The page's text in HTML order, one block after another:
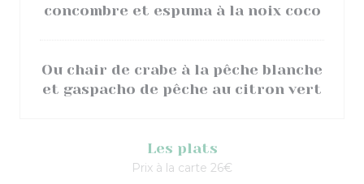
concombre et espuma à la noix coco
Ou chair de crabe à la pêche blanche
et gaspacho de pêche au citron vert
Les plats
Prix à la carte 26€